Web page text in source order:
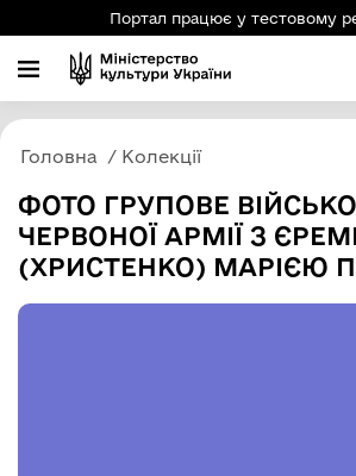
Портал працює у тестовому
Головна Колекції
ФОТО ГРУПОВЕ
ЧЕРВОНОЇ АРМІЇ З
(ХРИСТЕНКО) МАРІЄЮ